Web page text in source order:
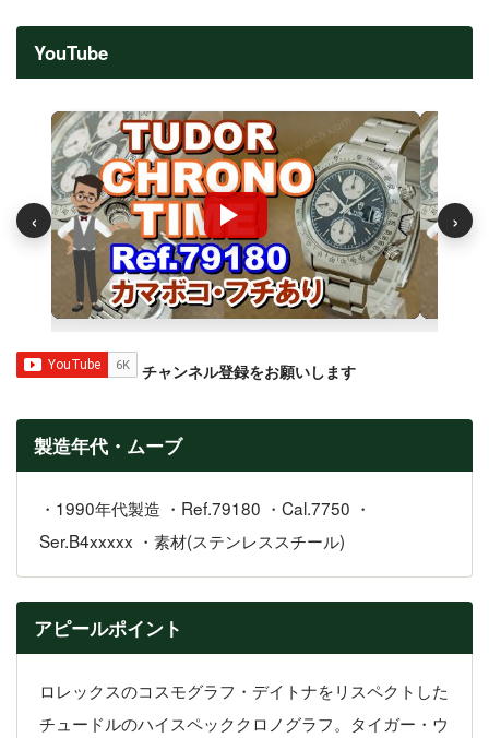
YouTube
‹ ›
チャンネル登録をお願いします
製造年代・ムーブ
・1990年代製造 ・Ref.79180 ・Cal.7750 ・
Ser.B4xxxxx ・素材(ステンレススチール)
アピールポイント
ロレックスのコスモグラフ・デイトナをリスペクトした
チュードルのハイスペッククロノグラフ。タイガー・ウ